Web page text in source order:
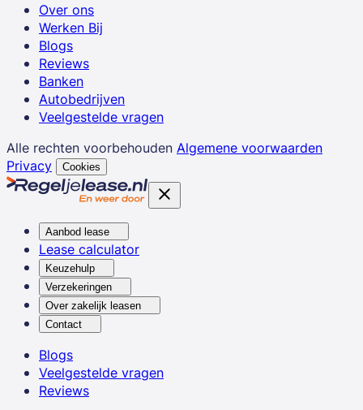
Over ons
Werken Bij
Blogs
Reviews
Banken
Autobedrijven
Veelgestelde vragen
Alle rechten voorbehouden Algemene voorwaarden
Privacy
Cookies
Aanbod lease
Lease calculator
Keuzehulp
Verzekeringen
Over zakelijk leasen
Contact
Blogs
Veelgestelde vragen
Reviews